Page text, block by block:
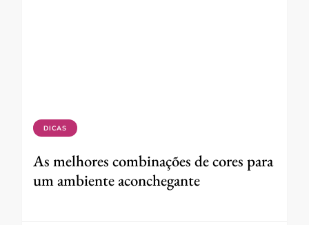
DICAS
As melhores combinações de cores para
um ambiente aconchegante